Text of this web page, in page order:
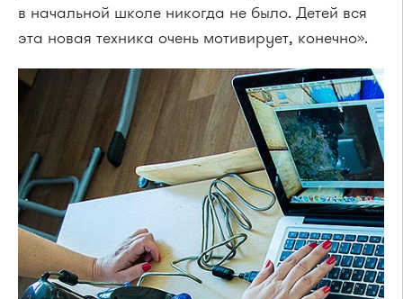
в начальной школе никогда не было. Детей вся
эта новая техника очень мотивирует, конечно».